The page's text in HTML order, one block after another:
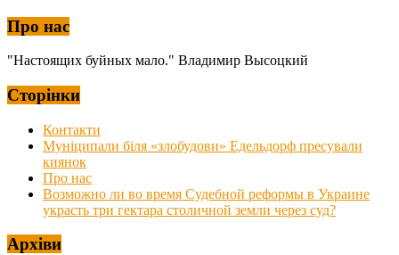
Про нас
"Настоящих буйных мало." Владимир Высоцкий
Сторінки
Контакти
Муніципали біля «злобудови» Едельдорф пресували
киянок
Про нас
Возможно ли во время Судебной реформы в Украине
украсть три гектара столичной земли через суд?
Архіви